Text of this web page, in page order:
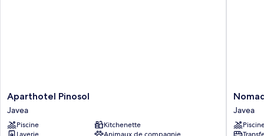
Aparthotel
Pinosol
Javea
Aparthotel Pinosol
Javea
Piscine
Kitchenette
Laverie
Animaux de compagnie
Nomad
Xabia
Port
Javea
Javea